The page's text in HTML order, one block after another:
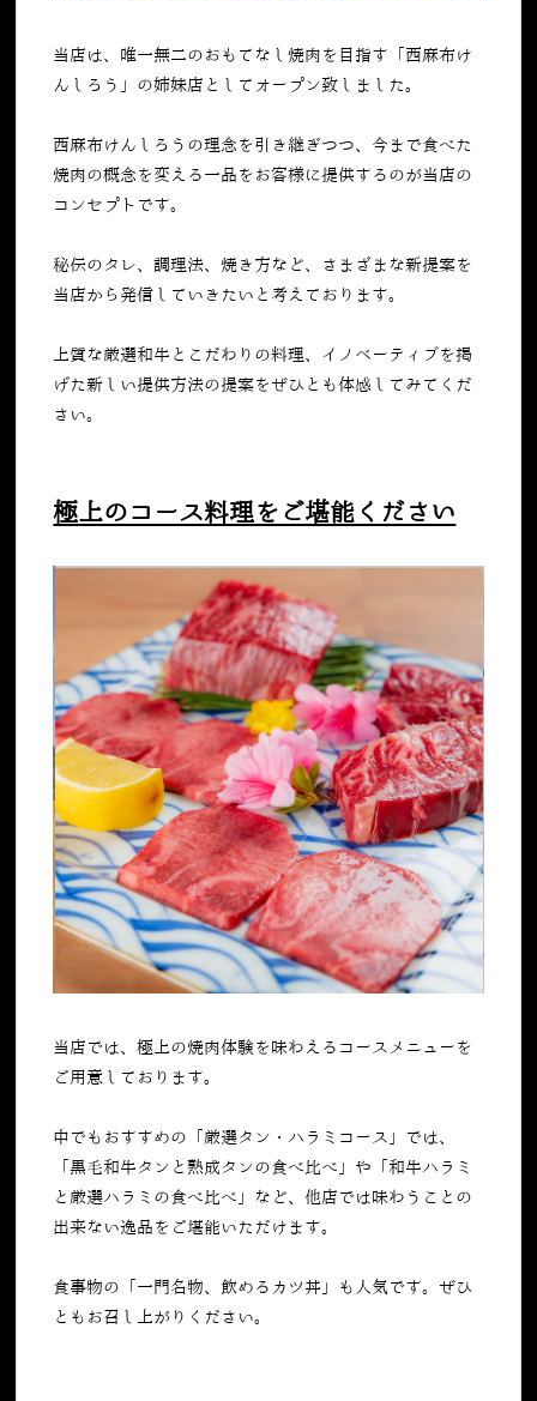
当店は、唯一無二のおもてなし焼肉を目指す「西麻布け
んしろう」の姉妹店としてオープン致しました。
西麻布けんしろうの理念を引き継ぎつつ、今まで食べた
焼肉の概念を変える一品をお客様に提供するのが当店の
コンセプトです。
秘伝のタレ、調理法、焼き方など、さまざまな新提案を
当店から発信していきたいと考えております。
上質な厳選和牛とこだわりの料理、イノベーティブを掲
げた新しい提供方法の提案をぜひとも体感してみてくだ
さい。
極上のコース料理をご堪能ください
当店では、極上の焼肉体験を味わえるコースメニューを
ご用意しております。
中でもおすすめの「厳選タン・ハラミコース」では、
「黒毛和牛タンと熟成タンの食べ比べ」や「和牛ハラミ
と厳選ハラミの食べ比べ」など、他店では味わうことの
出来ない逸品をご堪能いただけます。
食事物の「一門名物、飲めるカツ丼」も人気です。ぜひ
ともお召し上がりください。